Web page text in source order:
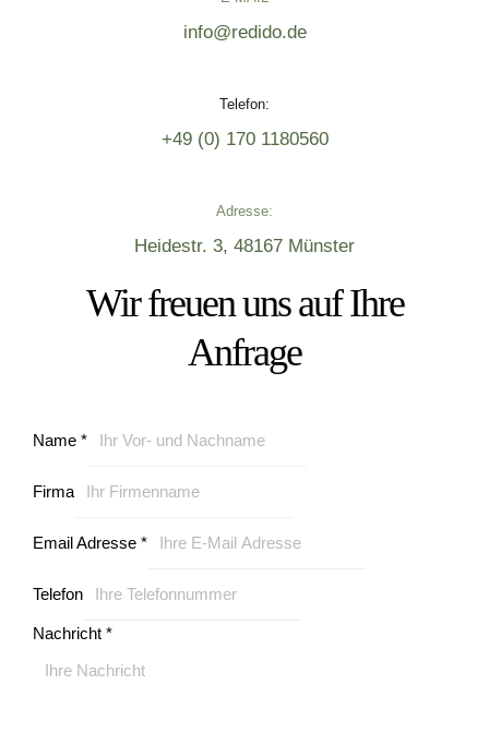
info@redido.de
Telefon:
+49 (0) 170 1180560
Adresse:
Heidestr. 3, 48167 Münster
Wir freuen uns auf Ihre
Anfrage
Name *
Firma
Email Adresse *
Telefon
Nachricht *